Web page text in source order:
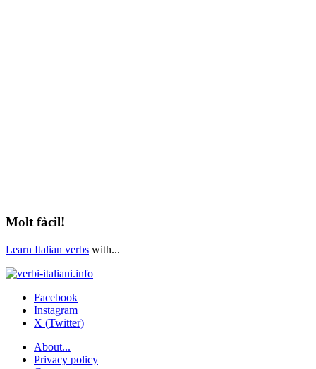
Molt fàcil!
Learn Italian verbs with...
Facebook
Instagram
X (Twitter)
About...
Privacy policy